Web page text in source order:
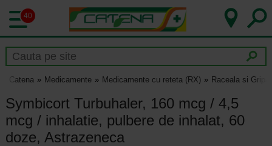
40
Catena Medicamente Medicamente cu reteta (RX) Raceala si Gripa
Symbicort Turbuhaler, 160 mcg / 4,5
mcg / inhalatie, pulbere de inhalat, 60
doze, Astrazeneca